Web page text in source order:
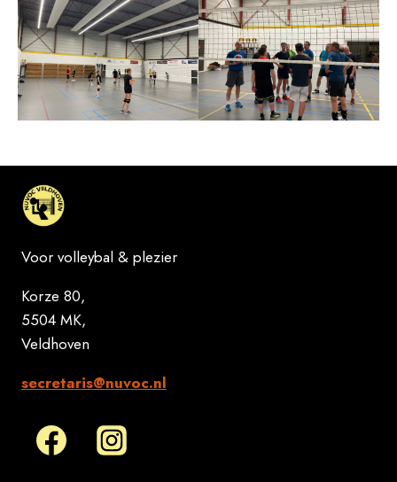
Voor volleybal & plezier
Korze 80,
5504 MK,
Veldhoven
secretaris@nuvoc.nl